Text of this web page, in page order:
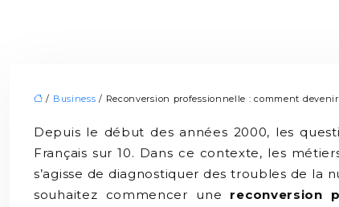
/ Business / Reconversion professionnelle : comment
Depuis le début des années 2000, les
Français sur 10. Dans ce contexte, les
s’agisse de diagnostiquer des troubles de
souhaitez commencer une reconversion